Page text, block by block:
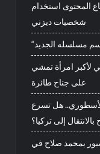
المحتوى استخدام
شخصيات ديزني
مسلسله الجديد
لأكبر امرأة تمشي
على جناح طائرة
هل تسرع
بالانتقال إلى تركيا؟
بمحمد صلاح في